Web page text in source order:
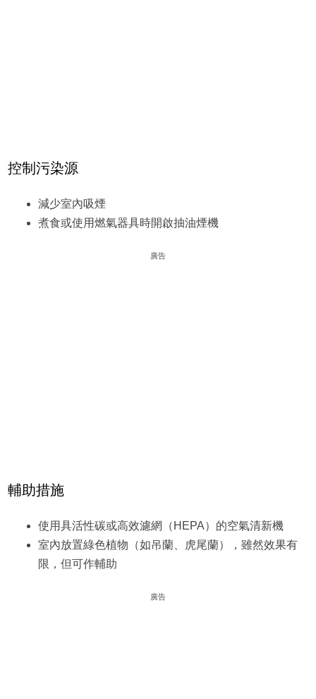
控制污染源
減少室內吸煙
煮食或使用燃氣器具時開啟抽油煙機
廣告
輔助措施
使用具活性碳或高效濾網（HEPA）的空氣清新機
室內放置綠色植物（如吊蘭、虎尾蘭），雖然效果有
限，但可作輔助
廣告